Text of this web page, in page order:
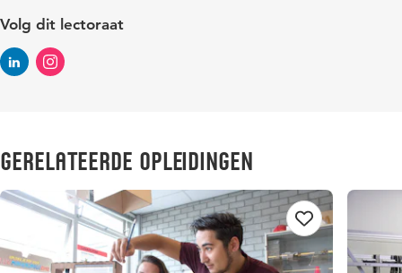
Volg dit lectoraat
Gerelateerde opleidingen